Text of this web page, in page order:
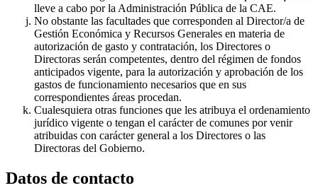
lleve a cabo por la Administración Pública de la CAE.
No obstante las facultades que corresponden al Director/a de
Gestión Económica y Recursos Generales en materia de
autorización de gasto y contratación, los Directores o
Directoras serán competentes, dentro del régimen de fondos
anticipados vigente, para la autorización y aprobación de los
gastos de funcionamiento necesarios que en sus
correspondientes áreas procedan.
Cualesquiera otras funciones que les atribuya el ordenamiento
jurídico vigente o tengan el carácter de comunes por venir
atribuidas con carácter general a los Directores o las
Directoras del Gobierno.
Datos de contacto